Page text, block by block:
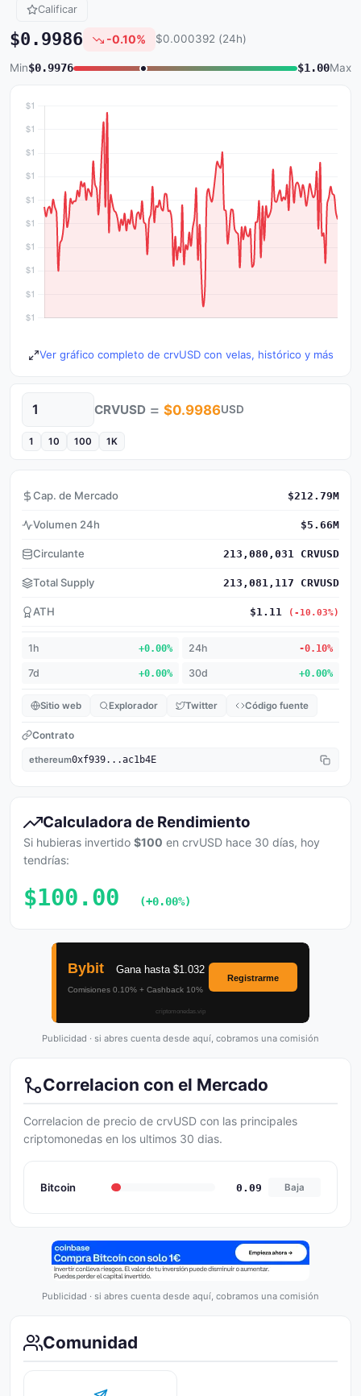
Calificar
$0.9986 -0.10% $0.000392 (24h)
Min$0.9976 $1.00Max
Ver gráfico completo de crvUSD con velas, histórico y más
Cantidad CRVUSD = $0.9986USD
1 10 100 1K
Cap. de Mercado $212.79M
Volumen 24h $5.66M
Circulante 213,080,031 CRVUSD
Total Supply 213,081,117 CRVUSD
ATH $1.11 (-10.03%)
1h +0.00% 24h -0.10%
7d +0.00% 30d +0.00%
Sitio web Explorador Twitter Código fuente
Contrato
ethereum0xf939...ac1b4E
Calculadora de Rendimiento
Si hubieras invertido $100 en crvUSD hace 30 días, hoy
tendrías:
$100.00 (+0.00%)
Publicidad · si abres cuenta desde aquí, cobramos una comisión
Correlacion con el Mercado
Correlacion de precio de crvUSD con las principales
criptomonedas en los ultimos 30 dias.
Bitcoin 0.09 Baja
Publicidad · si abres cuenta desde aquí, cobramos una comisión
Comunidad